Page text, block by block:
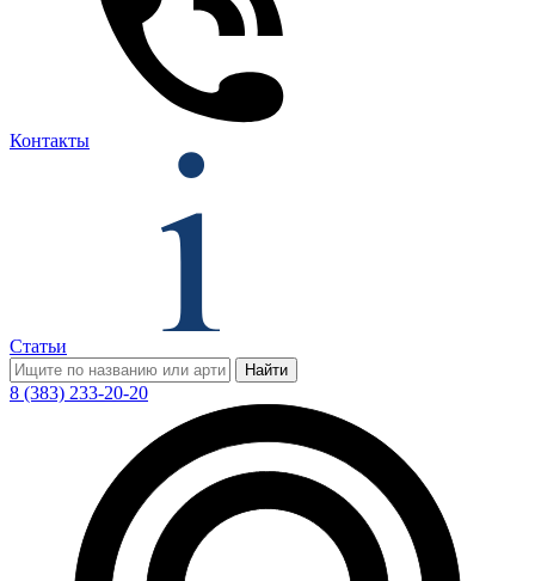
Контакты
Статьи
Найти
8 (383) 233-20-20